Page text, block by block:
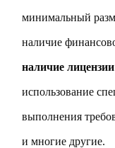
минимальный
наличие
наличие
использование
выполнения
и многие другие.